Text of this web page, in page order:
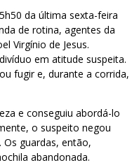
da última sexta-feira
de rotina, agentes da
Virgínio de Jesus.
em atitude suspeita.
fugir e, durante a corrida,
e conseguiu abordá-lo
o suspeito negou
guardas, então,
abandonada.